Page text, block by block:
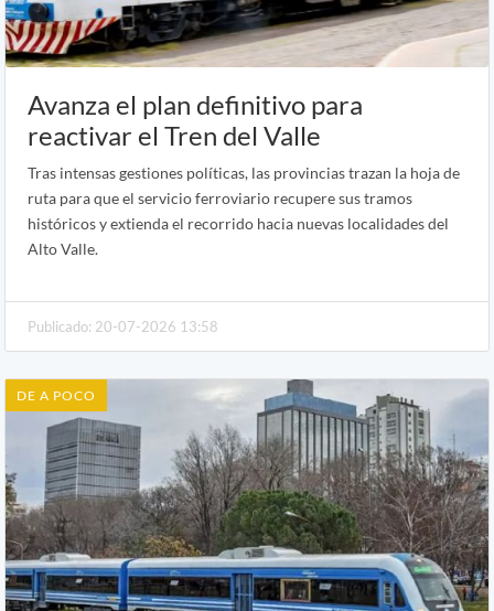
Avanza el plan definitivo para
reactivar el Tren del Valle
Tras intensas gestiones políticas, las provincias trazan la hoja de
ruta para que el servicio ferroviario recupere sus tramos
históricos y extienda el recorrido hacia nuevas localidades del
Alto Valle.
Publicado: 20-07-2026 13:58
DE A POCO